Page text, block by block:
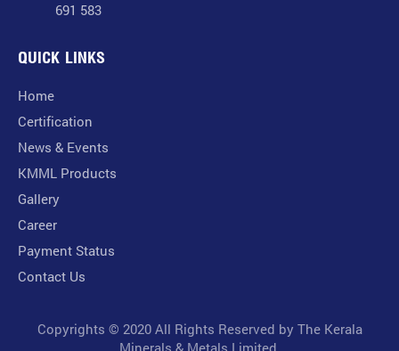
691 583
QUICK LINKS
Home
Certification
News & Events
KMML Products
Gallery
Career
Payment Status
Contact Us
Copyrights © 2020 All Rights Reserved by The Kerala